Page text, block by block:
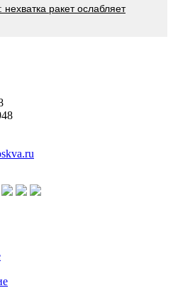
ракет ослабляет